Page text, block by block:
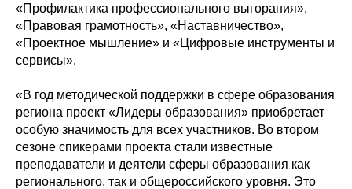
«Профилактика профессионального выгорания»,
«Правовая грамотность», «Наставничество»,
«Проектное мышление» и «Цифровые инструменты и
сервисы».
«В год методической поддержки в сфере образования
региона проект «Лидеры образования» приобретает
особую значимость для всех участников. Во втором
сезоне спикерами проекта стали известные
преподаватели и деятели сферы образования как
регионального, так и общероссийского уровня. Это